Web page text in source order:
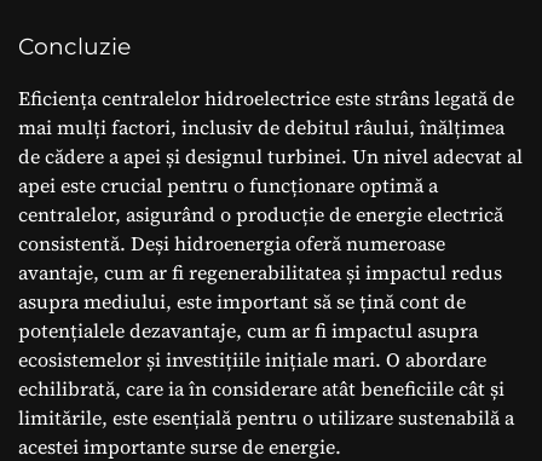
Concluzie
Eficiența centralelor hidroelectrice este strâns legată de
mai mulți factori, inclusiv de debitul râului, înălțimea
de cădere a apei și designul turbinei. Un nivel adecvat al
apei este crucial pentru o funcționare optimă a
centralelor, asigurând o producție de energie electrică
consistentă. Deși hidroenergia oferă numeroase
avantaje, cum ar fi regenerabilitatea și impactul redus
asupra mediului, este important să se țină cont de
potențialele dezavantaje, cum ar fi impactul asupra
ecosistemelor și investițiile inițiale mari. O abordare
echilibrată, care ia în considerare atât beneficiile cât și
limitările, este esențială pentru o utilizare sustenabilă a
acestei importante surse de energie.